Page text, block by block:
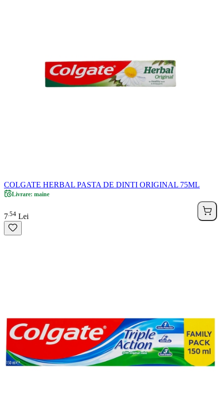
COLGATE HERBAL PASTA DE DINTI ORIGINAL 75ML
Livrare: maine
7 54 Lei